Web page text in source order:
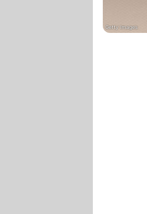
Getty Images